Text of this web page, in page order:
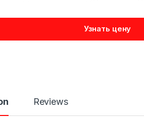
Узнать цену
Reviews